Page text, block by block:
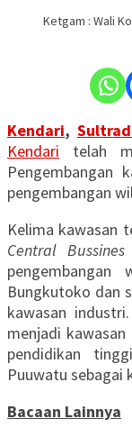
Ketgam : Wali
Kendari,
Kendari telah
Pengembangan
pengembangan
Kelima kawasan
Central
pengembangan
Bungkutoko dan
kawasan
menjadi kawasan
pendidikan
Puuwatu sebagai
Bacaan Lainnya